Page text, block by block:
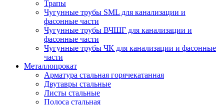
Трапы
Чугунные трубы SML для канализации и
фасонные части
Чугунные трубы ВЧШГ для канализации и
фасонные части
Чугунные трубы ЧК для канализации и фасонные
части
Металлопрокат
Арматура стальная горячекатанная
Двутавры стальные
Листы стальные
Полоса стальная